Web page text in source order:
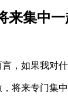
来集中
，如果我对
将来专门集中